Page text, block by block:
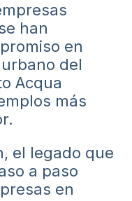
han
en
del
Acqua
más
el legado que
a paso
en